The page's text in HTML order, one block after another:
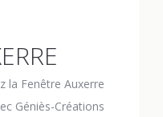
la Fenêtre Auxerre
Géniès-Créations